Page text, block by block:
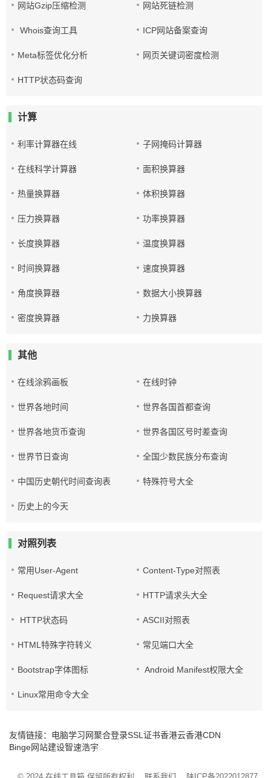
网站Gzip压缩检测 网站死链检测
Whois查询工具 ICP网站备案查询
Meta标签优化分析 网页关键词密度检测
HTTP状态码查询
计算
利率计算器在线 子网掩码计算器
在线科学计算器 面积换算器
热量换算器 体积换算器
压力换算器 功率换算器
长度换算器 温度换算器
时间换算器 速度换算器
角度换算器 数据大小换算器
密度换算器 力换算器
其他
在线涂鸦画板 在线时钟
世界各地时间 世界各国首都查询
世界各地货币查询 世界各国区号时差查询
世界节日查询 全国少数民族分布查询
中国历史朝代时间查询表 特殊符号大全
历史上的今天
对照列表
常用User-Agent Content-Type对照表
Request请求大全 HTTP请求头大全
HTTP状态码 ASCII对照表
HTML特殊字符转义 常见端口大全
Bootstrap字体图标 Android Manifest权限大全
Linux常用命令大全
友情链接： 电脑学习网聚合登录SSL证书香港云香港CDN
Binge网站建设智速浩宇